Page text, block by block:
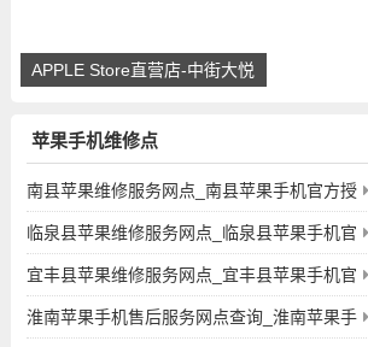
APPLE Store直营店-中街大悦
苹果手机维修点
南县苹果维修服务网点_南县苹果手机官方授
权售后维修中心地址电话
临泉县苹果维修服务网点_临泉县苹果手机官
方授权售后维修中心地址电话
宜丰县苹果维修服务网点_宜丰县苹果手机官
方授权售后维修中心地址电话
淮南苹果手机售后服务网点查询_淮南苹果手